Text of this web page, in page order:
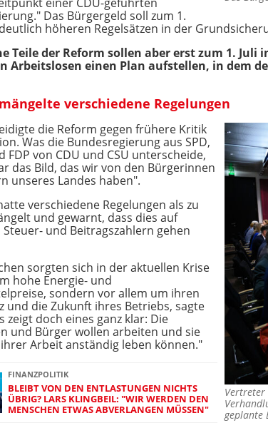
Das Bürgergeld soll zum 1.
höheren Regelsätzen in der
Teile der Reform sollen aber erst zum 1.
Arbeitslosen einen Plan aufstellen, in dem
verschiedene Regelungen
Vertreter
geplante
die Reform gegen frühere Kritik
Was die Bundesregierung aus SPD,
FDP von CDU und CSU unterscheide,
das Bild, das wir von den Bürgerinnen
unseres Landes haben".
verschiedene Regelungen als zu
und gewarnt, dass dies auf
Steuer- und Beitragszahlern gehen
sorgten sich in der aktuellen Krise
hohe Energie- und
sondern vor allem um ihren
und die Zukunft ihres Betriebs, sagte
zeigt doch eines ganz klar: Die
und Bürger wollen arbeiten und sie
Arbeit anständig leben können."
FINANZPOLITIK
BLEIBT VON DEN ENTLASTUNGEN NICHTS
ÜBRIG? LARS KLINGBEIL: "WIR WERDEN DEN
MENSCHEN ETWAS ABVERLANGEN MÜSSEN"